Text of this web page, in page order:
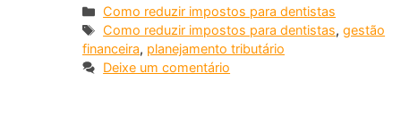
Como reduzir impostos para dentistas
Como reduzir impostos para dentistas,gestão
financeira, planejamento tributário
Deixe um comentário